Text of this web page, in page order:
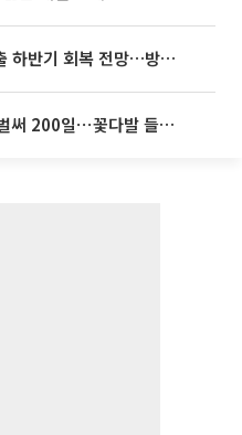
iM "LIG D&A, 천궁-II 매출 하반기 회복 전망…방산 톱픽 유지"
아옳이, 한의사 김형배와 벌써 200일⋯꽃다발 들고 "프러포즈 아냐"